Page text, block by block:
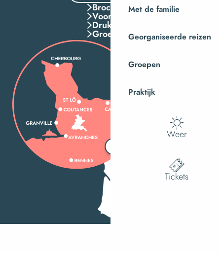
Met de familie
Georganiseerde reizen
Groepen
Praktijk
Weer
Tickets
Brochures
Voordelen
Druk Op
Groepen